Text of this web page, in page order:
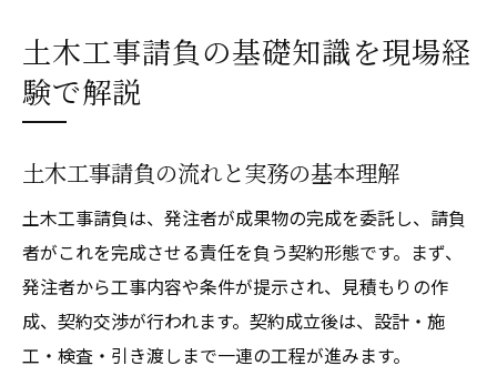
請負契約書の記入例から学ぶ実務対応術
工事請負契約書記入例で押さえるべき要点
土木工事請負契約書テンプレート活用術
ダウンロード資料で学ぶ土木工事契約の流
れ
土木工事請負契約書の記入ミス防止策を紹
介
リスクを減らす土木工事契約の重要ポイント
土木工事請負の基礎知識を現場経
験で解説
土木工事請負の流れと実務の基本理解
土木工事請負は、発注者が成果物の完成を委託し、請負
者がこれを完成させる責任を負う契約形態です。まず、
発注者から工事内容や条件が提示され、見積もりの作
成、契約交渉が行われます。契約成立後は、設計・施
工・検査・引き渡しまで一連の工程が進みます。